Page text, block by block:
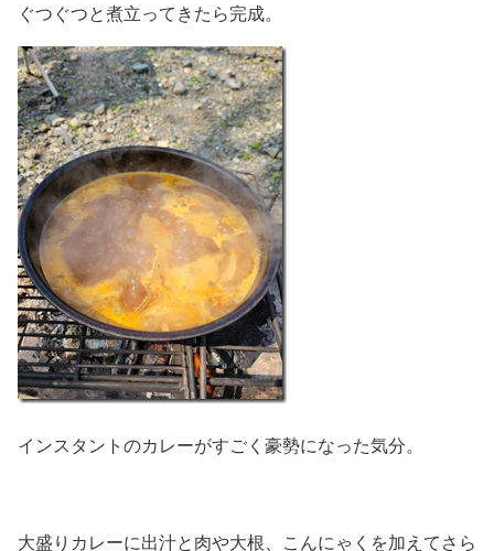
ぐつぐつと煮立ってきたら完成。
インスタントのカレーがすごく豪勢になった気分。
大盛りカレーに出汁と肉や大根、こんにゃくを加えてさら